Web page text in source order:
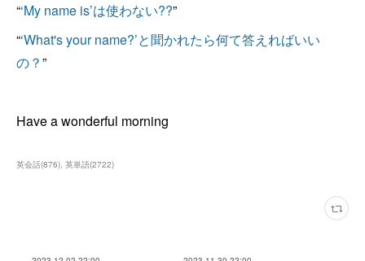
“‘My name is’は使わない??”
“‘What's your name?’と聞かれたら何て答えればいい
の？”
Have a wonderful morning
英会話(876) 英単語(2722)